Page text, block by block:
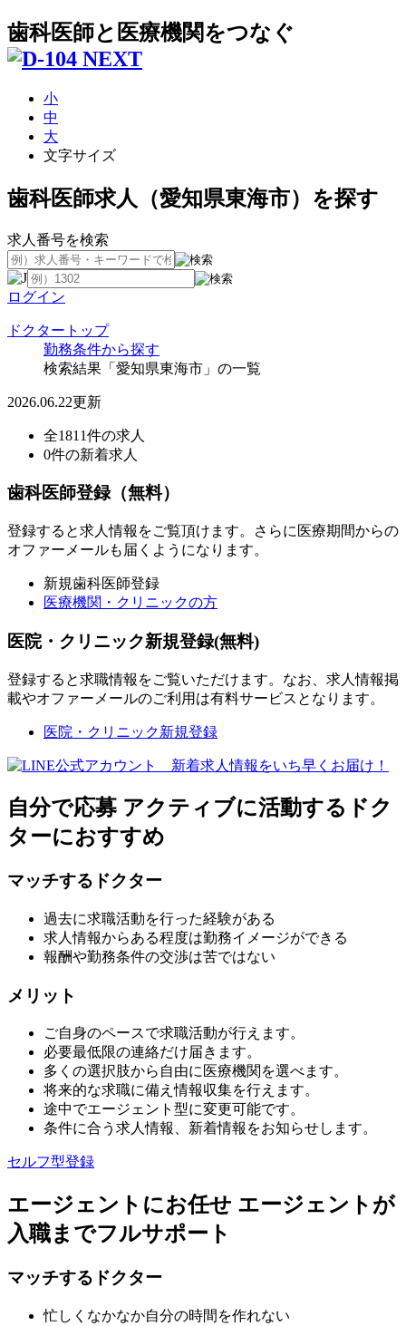
歯科医師と医療機関をつなぐ
小
中
大
文字サイズ
歯科医師求人（愛知県東海市）を探す
求人番号を検索
ログイン
ドクタートップ
勤務条件から探す
検索結果「愛知県東海市」の一覧
2026.06.22更新
全1811件の求人
0件の新着求人
歯科医師登録（無料）
登録すると求人情報をご覧頂けます。さらに医療期間からの
オファーメールも届くようになります。
新規歯科医師登録
医療機関・クリニックの方
医院・クリニック新規登録(無料)
登録すると求職情報をご覧いただけます。なお、求人情報掲
載やオファーメールのご利用は有料サービスとなります。
医院・クリニック新規登録
自分で応募 アクティブに活動するドク
ターにおすすめ
マッチするドクター
過去に求職活動を行った経験がある
求人情報からある程度は勤務イメージができる
報酬や勤務条件の交渉は苦ではない
メリット
ご自身のペースで求職活動が行えます。
必要最低限の連絡だけ届きます。
多くの選択肢から自由に医療機関を選べます。
将来的な求職に備え情報収集を行えます。
途中でエージェント型に変更可能です。
条件に合う求人情報、新着情報をお知らせします。
セルフ型登録
エージェントにお任せ エージェントが
入職までフルサポート
マッチするドクター
忙しくなかなか自分の時間を作れない